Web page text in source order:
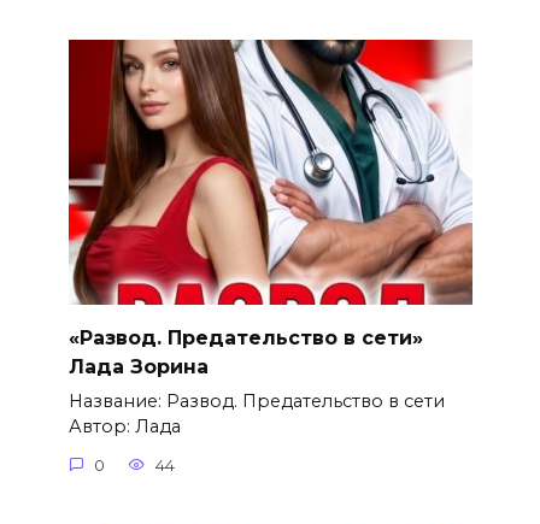
«Развод. Предательство в сети»
Лада Зорина
Название: Развод. Предательство в сети
Автор: Лада
0 44